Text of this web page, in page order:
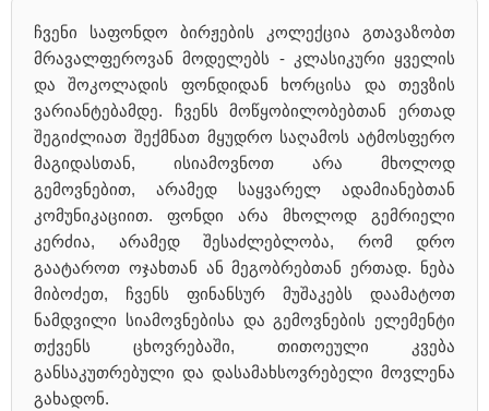
ჩვენი საფონდო ბირჟების კოლექცია გთავაზობთ
მრავალფეროვან მოდელებს - კლასიკური ყველის
და შოკოლადის ფონდიდან ხორცისა და თევზის
ვარიანტებამდე. ჩვენს მოწყობილობებთან ერთად
შეგიძლიათ შექმნათ მყუდრო საღამოს ატმოსფერო
მაგიდასთან, ისიამოვნოთ არა მხოლოდ
გემოვნებით, არამედ საყვარელ ადამიანებთან
კომუნიკაციით. ფონდი არა მხოლოდ გემრიელი
კერძია, არამედ შესაძლებლობა, რომ დრო
გაატაროთ ოჯახთან ან მეგობრებთან ერთად. ნება
მიბოძეთ, ჩვენს ფინანსურ მუშაკებს დაამატოთ
ნამდვილი სიამოვნებისა და გემოვნების ელემენტი
თქვენს ცხოვრებაში, თითოეული კვება
განსაკუთრებული და დასამახსოვრებელი მოვლენა
გახადონ.